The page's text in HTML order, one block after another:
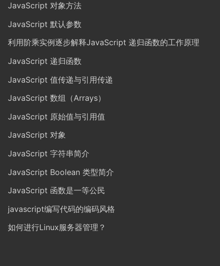
JavaScript 对象方法
JavaScript 默认参数
利用阶乘实例逐步解释JavaScript 递归函数的工作原理
JavaScript 递归函数
JavaScript 值传递与引用传递
JavaScript 数组（Arrays）
JavaScript 原始值与引用值
JavaScript 对象
JavaScript 字符串简介
JavaScript Boolean 类型简介
JavaScript 函数是一等公民
javascript编写代码的编码风格
如何进行Linux服务器管理？